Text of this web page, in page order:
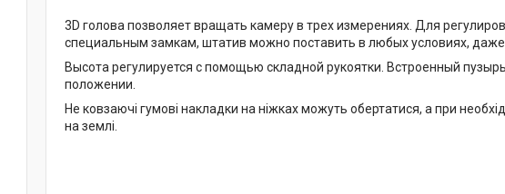
3D голова позволяет вращать камеру в трех измерениях. Для
специальным замкам, штатив можно поставить в любых условиях,
Высота регулируется с помощью складной рукоятки. Встроенный
положении.
Не ковзаючі гумові накладки на ніжках можуть обертатися, а при
на землі.